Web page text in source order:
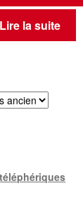
Lire la suite